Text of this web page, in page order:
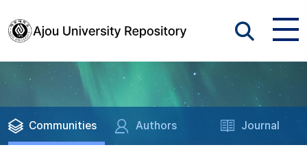
Communities Authors Journal